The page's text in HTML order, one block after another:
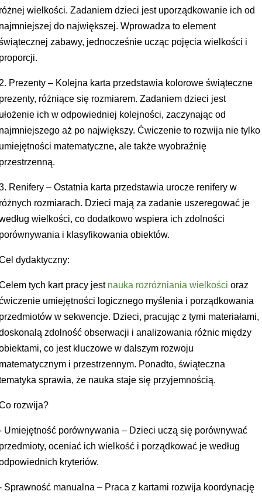
wielkości. Zadaniem dzieci jest uporządkowanie ich od
do największej. Wprowadza to element
zabawy, jednocześnie ucząc pojęcia wielkości i
Prezenty – Kolejna karta przedstawia kolorowe świąteczne
różniące się rozmiarem. Zadaniem dzieci jest
ich w odpowiedniej kolejności, zaczynając od
aż po największy. Ćwiczenie to rozwija nie tylko
matematyczne, ale także wyobraźnię
Renifery – Ostatnia karta przedstawia urocze renifery w
rozmiarach. Dzieci mają za zadanie uszeregować je
wielkości, co dodatkowo wspiera ich zdolności
i klasyfikowania obiektów.
dydaktyczny:
tych kart pracy jest nauka rozróżniania wielkości oraz
umiejętności logicznego myślenia i porządkowania
w sekwencje. Dzieci, pracując z tymi materiałami,
zdolność obserwacji i analizowania różnic między
co jest kluczowe w dalszym rozwoju
i przestrzennym. Ponadto, świąteczna
sprawia, że nauka staje się przyjemnością.
rozwija?
Umiejętność porównywania – Dzieci uczą się porównywać
oceniać ich wielkość i porządkować je według
kryteriów.
Sprawność manualna – Praca z kartami rozwija koordynację